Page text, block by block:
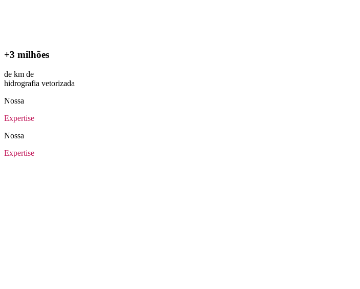
+3 milhões
de km de
hidrografia vetorizada
Nossa
Expertise
Nossa
Expertise